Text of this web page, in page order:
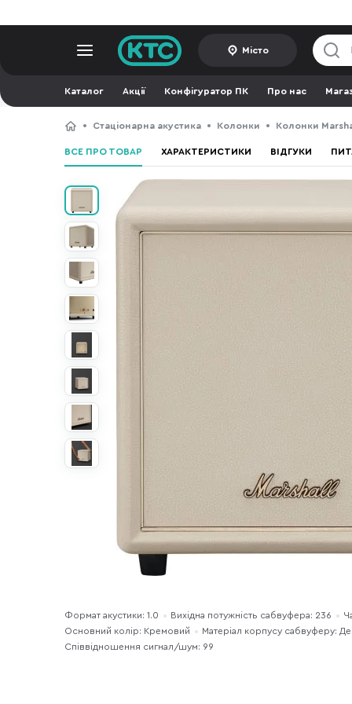
Місто
Каталог Акції Конфігуратор ПК Про нас
Стаціонарна акустика Колонки Колонки
ВСЕ ПРО ТОВАР ХАРАКТЕРИСТИКИ ВІДГУКИ
Формат акустики: 1.0 Вихідна потужність сабвуфера: 236
Основний колір: Кремовий
Матеріал корпусу сабвуферу:
Співвідношення сигнал/шум: 99